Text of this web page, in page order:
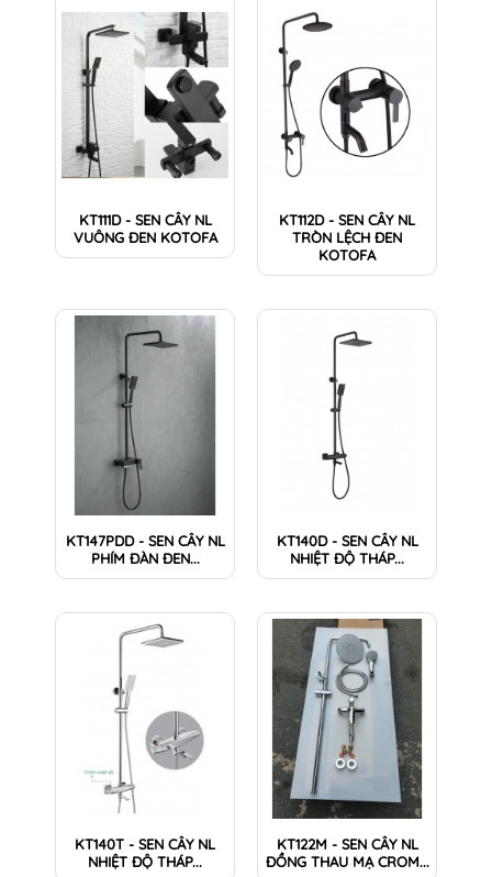
KT111D - SEN CÂY NL
VUÔNG ĐEN KOTOFA
KT112D - SEN CÂY NL
TRÒN LỆCH ĐEN
KOTOFA
KT147PDD - SEN CÂY NL
PHÍM ĐÀN ĐEN...
KT140D - SEN CÂY NL
NHIỆT ĐỘ THÁP...
KT140T - SEN CÂY NL
NHIỆT ĐỘ THÁP...
KT122M - SEN CÂY NL
ĐỒNG THAU MẠ CROM...